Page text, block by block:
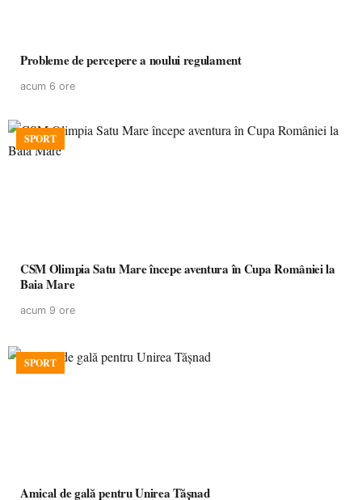
Probleme de percepere a noului regulament
acum 6 ore
SPORT
CSM Olimpia Satu Mare începe aventura în Cupa României la
Baia Mare
acum 9 ore
SPORT
Amical de gală pentru Unirea Tășnad